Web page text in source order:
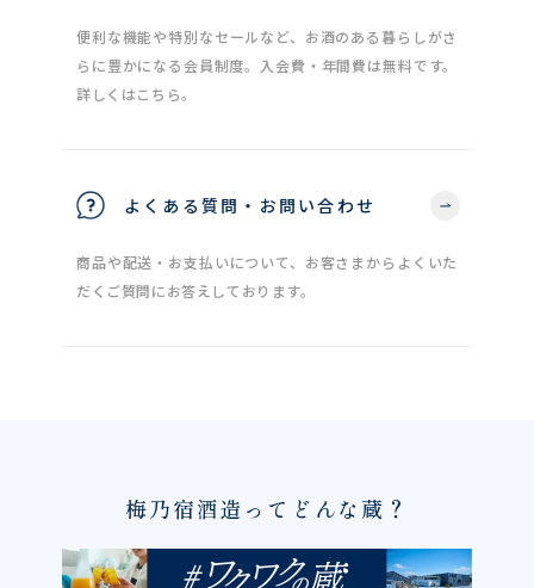
便利な機能や特別なセールなど、お酒のある暮らしがさ
らに豊かになる会員制度。入会費・年間費は無料です。
詳しくはこちら。
よくある質問・お問い合わせ
商品や配送・お支払いについて、お客さまからよくいた
だくご質問にお答えしております。
梅乃宿酒造ってどんな蔵？